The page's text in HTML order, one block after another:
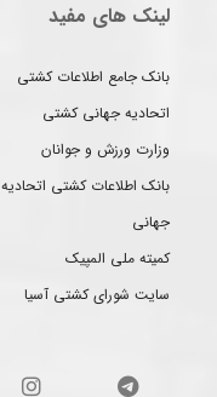
لینک های مفید
بانک جامع اطلاعات کشتی
اتحادیه جهانی کشتی
وزارت ورزش و جوانان
بانک اطلاعات کشتی اتحادیه
جهانی
کمیته ملی المپیک
سایت شورای کشتی آسیا